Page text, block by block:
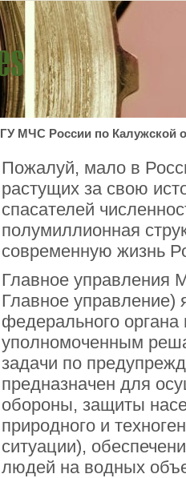
ГУ МЧС России по Калужской
Пожалуй, мало в
растущих за свою
спасателей
полумиллионная
современную жизнь
Главное управления
Главное управление)
федерального органа
уполномоченным
задачи по
предназначен для
обороны, защиты
природного и
ситуации),
людей на водных